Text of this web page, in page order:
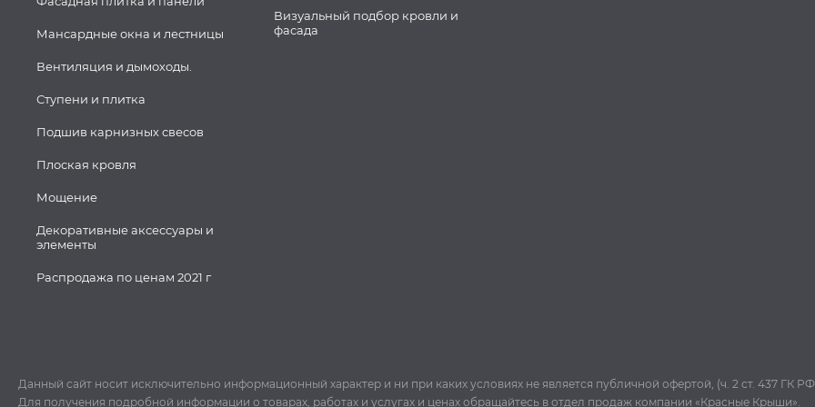
Мансардные окна и лестницы
Вентиляция и дымоходы.
Ступени и плитка
Подшив карнизных свесов
Плоская кровля
Мощение
Декоративные аксессуары и
элементы
Распродажа по ценам 2021 г
Визуальный подбор кровли и
фасада
Данный сайт носит исключительно информационный характер и ни при каких условиях не является публичной офертой, (ч. 2 ст. 437 ГК
Для получения подробной информации о товарах, работах и услугах и ценах обращайтесь в отдел продаж компании «Красные Крыши».